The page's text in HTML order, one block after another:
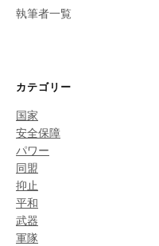
執筆者一覧
カテゴリー
国家
安全保障
パワー
同盟
抑止
平和
武器
軍隊